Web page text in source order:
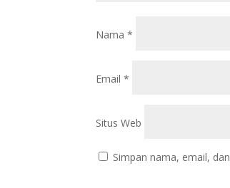
Nama*
Email*
Situs Web
Simpan nama, email,